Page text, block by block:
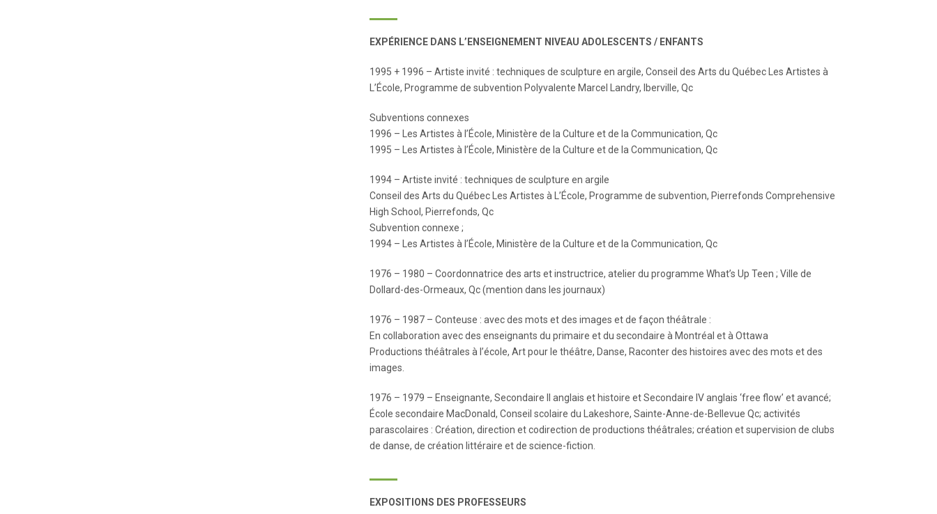
EXPÉRIENCE DANS L’ENSEIGNEMENT NIVEAU ADOLESCENTS / ENFANTS
1995 + 1996 – Artiste invité : techniques de sculpture en argile, Conseil des Arts du Québec Les Artistes à
L’École, Programme de subvention Polyvalente Marcel Landry, Iberville, Qc
Subventions connexes
1996 – Les Artistes à l’École, Ministère de la Culture et de la Communication, Qc
1995 – Les Artistes à l’École, Ministère de la Culture et de la Communication, Qc
1994 – Artiste invité : techniques de sculpture en argile
Conseil des Arts du Québec Les Artistes à L’École, Programme de subvention, Pierrefonds Comprehensive
High School, Pierrefonds, Qc
Subvention connexe ;
1994 – Les Artistes à l’École, Ministère de la Culture et de la Communication, Qc
1976 – 1980 – Coordonnatrice des arts et instructrice, atelier du programme What’s Up Teen ; Ville de
Dollard-des-Ormeaux, Qc (mention dans les journaux)
1976 – 1987 – Conteuse : avec des mots et des images et de façon théâtrale :
En collaboration avec des enseignants du primaire et du secondaire à Montréal et à Ottawa
Productions théâtrales à l’école, Art pour le théâtre, Danse, Raconter des histoires avec des mots et des
images.
1976 – 1979 – Enseignante, Secondaire II anglais et histoire et Secondaire IV anglais ‘free flow’ et avancé;
École secondaire MacDonald, Conseil scolaire du Lakeshore, Sainte-Anne-de-Bellevue Qc; activités
parascolaires : Création, direction et codirection de productions théâtrales; création et supervision de clubs
de danse, de création littéraire et de science-fiction.
EXPOSITIONS DES PROFESSEURS